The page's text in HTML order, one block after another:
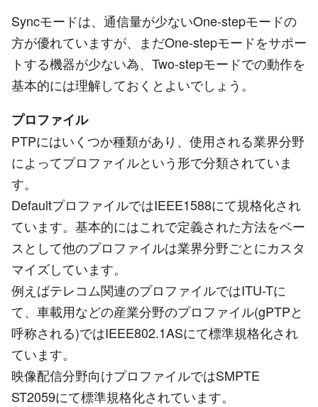
Syncモードは、通信量が少ないOne-stepモードの
方が優れていますが、まだOne-stepモードをサポー
トする機器が少ない為、Two-stepモードでの動作を
基本的には理解しておくとよいでしょう。
プロファイル
PTPにはいくつか種類があり、使用される業界分野
によってプロファイルという形で分類されていま
す。
DefaultプロファイルではIEEE1588にて規格化され
ています。基本的にはこれで定義された方法をベー
スとして他のプロファイルは業界分野ごとにカスタ
マイズしています。
例えばテレコム関連のプロファイルではITU-Tに
て、車載用などの産業分野のプロファイル(gPTPと
呼称される)ではIEEE802.1ASにて標準規格化され
ています。
映像配信分野向けプロファイルではSMPTE
ST2059にて標準規格化されています。